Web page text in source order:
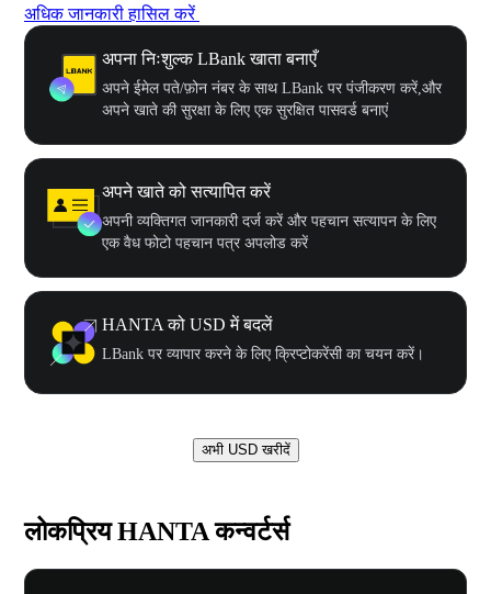
अधिक जानकारी हासिल करें
अपना निःशुल्क LBank खाता बनाएँ
अपने ईमेल पते/फ़ोन नंबर के साथ LBank पर पंजीकरण करें,और
अपने खाते की सुरक्षा के लिए एक सुरक्षित पासवर्ड बनाएं
अपने खाते को सत्यापित करें
अपनी व्यक्तिगत जानकारी दर्ज करें और पहचान सत्यापन के लिए
एक वैध फोटो पहचान पत्र अपलोड करें
HANTA को USD में बदलें
LBank पर व्यापार करने के लिए क्रिप्टोकरेंसी का चयन करें।
अभी USD खरीदें
लोकप्रिय HANTA कन्वर्टर्स